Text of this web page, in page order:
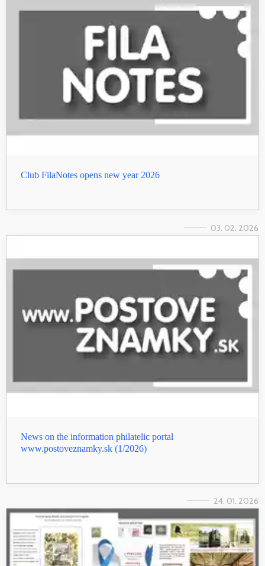
Club FilaNotes opens new year 2026
03. 02. 2026
News on the information philatelic portal
www.postoveznamky.sk (1/2026)
24. 01. 2026